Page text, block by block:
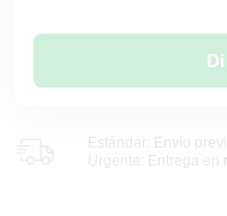
Urgente: Entrega en